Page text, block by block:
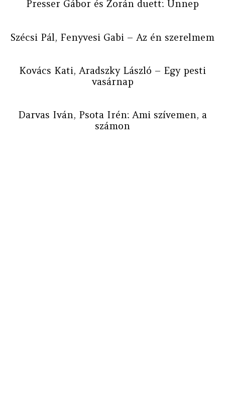
Presser Gábor és Zorán duett: Ünnep
Szécsi Pál, Fenyvesi Gabi – Az én szerelmem
Kovács Kati, Aradszky László – Egy pesti
vasárnap
Darvas Iván, Psota Irén: Ami szívemen, a
számon